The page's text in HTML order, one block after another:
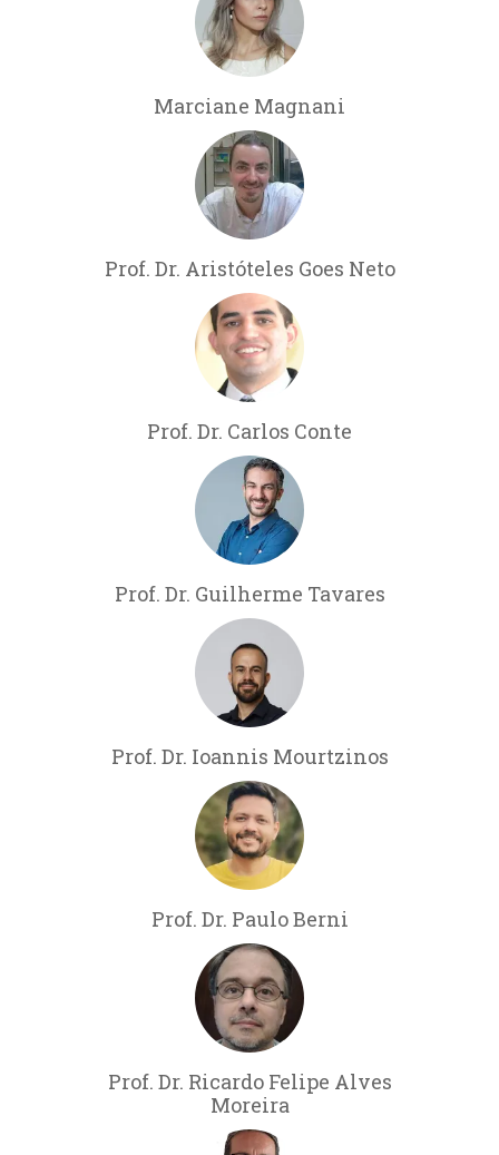
Marciane Magnani
Prof. Dr. Aristóteles Goes Neto
Prof. Dr. Carlos Conte
Prof. Dr. Guilherme Tavares
Prof. Dr. Ioannis Mourtzinos
Prof. Dr. Paulo Berni
Prof. Dr. Ricardo Felipe Alves
Moreira